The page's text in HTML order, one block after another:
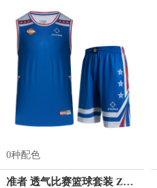
0种配色
准者 透气比赛篮球套装 Z118210177